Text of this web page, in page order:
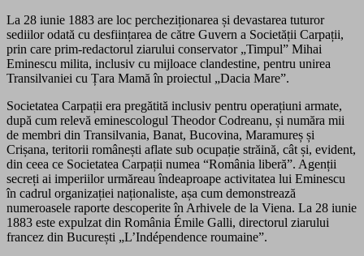
La 28 iunie 1883 are loc percheziționarea și devastarea tuturor
sediilor odată cu desființarea de către Guvern a Societății Carpații,
prin care prim-redactorul ziarului conservator „Timpul” Mihai
Eminescu milita, inclusiv cu mijloace clandestine, pentru unirea
Transilvaniei cu Țara Mamă în proiectul „Dacia Mare”.
Societatea Carpații era pregătită inclusiv pentru operațiuni armate,
după cum relevă eminescologul Theodor Codreanu, și număra mii
de membri din Transilvania, Banat, Bucovina, Maramureș și
Crișana, teritorii românești aflate sub ocupație străină, cât și, evident,
din ceea ce Societatea Carpații numea “România liberă”. Agenții
secreți ai imperiilor urmăreau îndeaproape activitatea lui Eminescu
în cadrul organizației naționaliste, așa cum demonstrează
numeroasele raporte descoperite în Arhivele de la Viena. La 28 iunie
1883 este expulzat din România Émile Galli, directorul ziarului
francez din București „L’Indépendence roumaine”.